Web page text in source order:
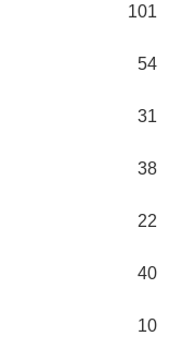
101
54
31
38
22
40
10